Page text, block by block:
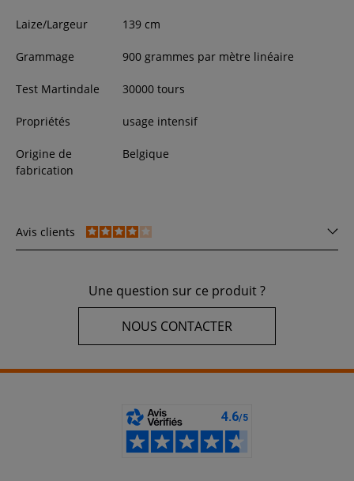
Laize/Largeur 139 cm
Grammage 900 grammes par mètre linéaire
Test Martindale 30000 tours
Propriétés usage intensif
Origine de
fabrication
Belgique
Avis clients
Une question sur ce produit ?
NOUS CONTACTER